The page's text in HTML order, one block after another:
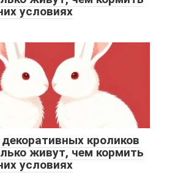
условиях
кроликов
живут, чем кормить
условиях